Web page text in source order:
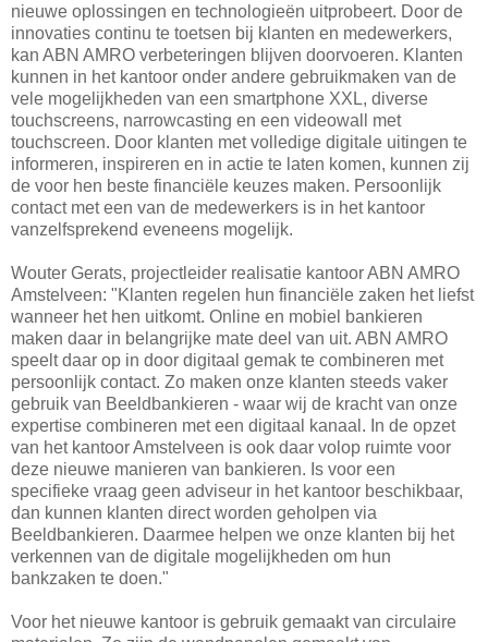
nieuwe oplossingen en technologieën uitprobeert. Door de
innovaties continu te toetsen bij klanten en medewerkers,
kan ABN AMRO verbeteringen blijven doorvoeren. Klanten
kunnen in het kantoor onder andere gebruikmaken van de
vele mogelijkheden van een smartphone XXL, diverse
touchscreens, narrowcasting en een videowall met
touchscreen. Door klanten met volledige digitale uitingen te
informeren, inspireren en in actie te laten komen, kunnen zij
de voor hen beste financiële keuzes maken. Persoonlijk
contact met een van de medewerkers is in het kantoor
vanzelfsprekend eveneens mogelijk.
Wouter Gerats, projectleider realisatie kantoor ABN AMRO
Amstelveen: "Klanten regelen hun financiële zaken het liefst
wanneer het hen uitkomt. Online en mobiel bankieren
maken daar in belangrijke mate deel van uit. ABN AMRO
speelt daar op in door digitaal gemak te combineren met
persoonlijk contact. Zo maken onze klanten steeds vaker
gebruik van Beeldbankieren - waar wij de kracht van onze
expertise combineren met een digitaal kanaal. In de opzet
van het kantoor Amstelveen is ook daar volop ruimte voor
deze nieuwe manieren van bankieren. Is voor een
specifieke vraag geen adviseur in het kantoor beschikbaar,
dan kunnen klanten direct worden geholpen via
Beeldbankieren. Daarmee helpen we onze klanten bij het
verkennen van de digitale mogelijkheden om hun
bankzaken te doen."
Voor het nieuwe kantoor is gebruik gemaakt van circulaire